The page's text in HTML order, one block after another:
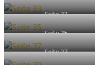
Seite 33
Seite 35
Seite 37